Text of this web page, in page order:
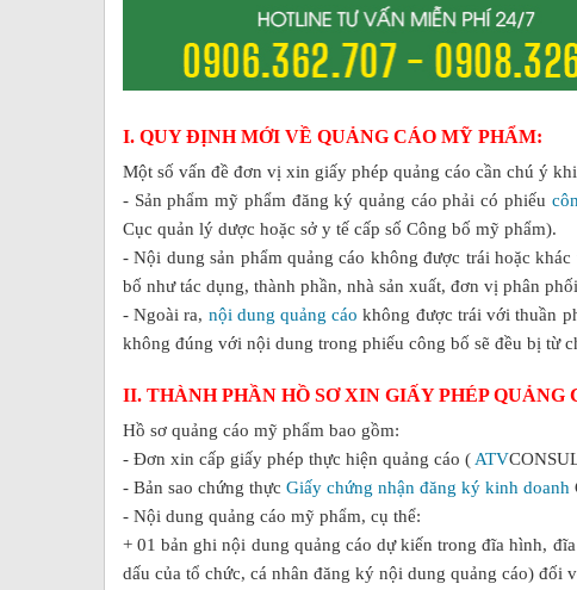
I. QUY ĐỊNH MỚI VỀ QUẢNG CÁO MỸ PHẨM:
Một số vấn đề đơn vị xin giấy phép quảng cáo cần chú ý
- Sản phẩm mỹ phẩm đăng ký quảng cáo phải có phiếu
Cục quản lý dược hoặc sở y tế cấp số Công bố mỹ phẩm).
- Nội dung sản phẩm quảng cáo không được trái hoặc
bố như tác dụng, thành phần, nhà sản xuất, đơn vị phân
- Ngoài ra, nội dung quảng cáo không được trái với thuần
không đúng với nội dung trong phiếu công bố sẽ đều bị từ
II. THÀNH PHẦN HỒ SƠ XIN GIẤY PHÉP QUẢNG
Hồ sơ quảng cáo mỹ phẩm bao gồm:
- Đơn xin cấp giấy phép thực hiện quảng cáo ( ATV
- Bản sao chứng thực Giấy chứng nhận đăng ký kinh doanh
- Nội dung quảng cáo mỹ phẩm, cụ thể:
+ 01 bản ghi nội dung quảng cáo dự kiến trong đĩa hình,
dấu của tổ chức, cá nhân đăng ký nội dung quảng cáo) đối